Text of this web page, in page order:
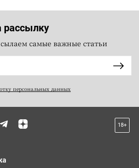
рассылку
самые важные статьи
персональных данных
18+